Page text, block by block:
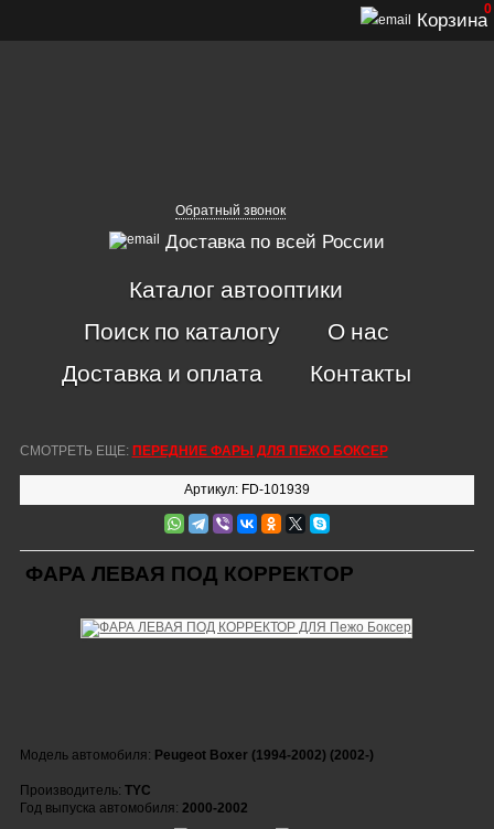
Обратный звонок
Доставка по всей России
Корзина
0
Каталог автооптики
Поиск по каталогу
О нас
Доставка и оплата
Контакты
СМОТРЕТЬ ЕЩЕ: ПЕРЕДНИЕ ФАРЫ ДЛЯ ПЕЖО БОКСЕР
Артикул: FD-101939
ФАРА ЛЕВАЯ ПОД КОРРЕКТОР
Модель автомобиля: Peugeot Boxer (1994-2002) (2002-)
Производитель: TYC
Год выпуска автомобиля: 2000-2002